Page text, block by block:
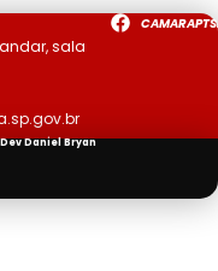
sala
Daniel Bryan